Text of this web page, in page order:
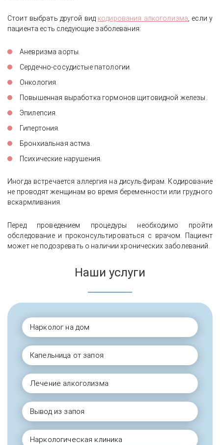
Стоит выбрать другой вид кодирования алкоголизма , если у
пациента есть следующие заболевания:
Аневризма аорты.
Сердечно-сосудистые патологии.
Онкология.
Повышенная выработка гормонов щитовидной железы.
Эпилепсия.
Гипертония.
Бронхиальная астма.
Психические нарушения.
Иногда встречается аллергия на дисульфирам. Кодирование
не проводят женщинам во время беременности или грудного
вскармливания.
Перед проведением процедуры необходимо пройти
обследование и проконсультироваться с врачом. Пациент
может не подозревать о наличии хронических заболеваний.
Наши услуги
Нарколог на дом
Капельница от запоя
Лечение алкоголизма
Вывод из запоя
Наркологическая клиника